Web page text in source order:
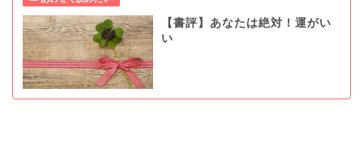
【書評】あなたは絶対！運がい
い